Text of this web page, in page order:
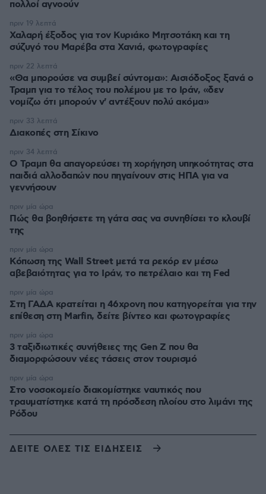
πολλοί αγνοούν
Χαλαρή έξοδος για τον Κυριάκο Μητσοτάκη και τη
σύζυγό του Μαρέβα στα Χανιά, φωτογραφίες
πριν 19 λεπτά
«Θα μπορούσε να συμβεί σύντομα»: Αισιόδοξος ξανά ο
Τραμπ για το τέλος του πολέμου με το Ιράν, «δεν
νομίζω ότι μπορούν ν' αντέξουν πολύ ακόμα»
πριν 22 λεπτά
Διακοπές στη Σίκινο
πριν 33 λεπτά
Ο Τραμπ θα απαγορεύσει τη χορήγηση υπηκοότητας στα
παιδιά αλλοδαπών που πηγαίνουν στις ΗΠΑ για να
γεννήσουν
πριν 34 λεπτά
Πώς θα βοηθήσετε τη γάτα σας να συνηθίσει το κλουβί
της
πριν μία ώρα
Κόπωση της Wall Street μετά τα ρεκόρ εν μέσω
αβεβαιότητας για το Ιράν, το πετρέλαιο και τη Fed
πριν μία ώρα
Στη ΓΑΔΑ κρατείται η 46χρονη που κατηγορείται για την
επίθεση στη Marfin, δείτε βίντεο και φωτογραφίες
πριν μία ώρα
3 ταξιδιωτικές συνήθειες της Gen Z που θα
διαμορφώσουν νέες τάσεις στον τουρισμό
πριν μία ώρα
Στο νοσοκομείο διακομίστηκε ναυτικός που
τραυματίστηκε κατά τη πρόσδεση πλοίου στο λιμάνι της
Ρόδου
πριν μία ώρα
ΔΕΙΤΕ ΟΛΕΣ ΤΙΣ ΕΙΔΗΣΕΙΣ